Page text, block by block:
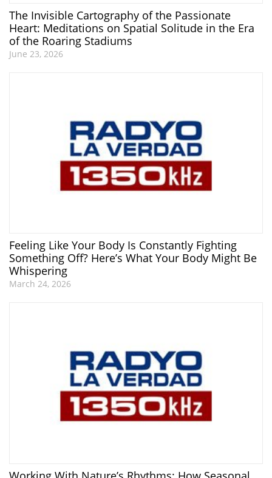
The Invisible Cartography of the Passionate
Heart: Meditations on Spatial Solitude in the Era
of the Roaring Stadiums
June 23, 2026
Feeling Like Your Body Is Constantly Fighting
Something Off? Here’s What Your Body Might Be
Whispering
March 24, 2026